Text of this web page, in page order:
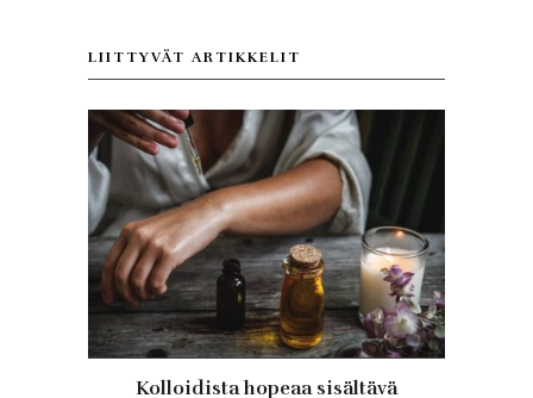
LIITTYVÄT ARTIKKELIT
Kolloidista hopeaa sisältävä